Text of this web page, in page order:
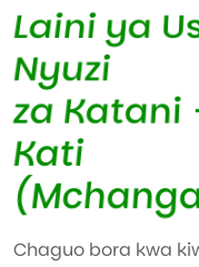
Laini ya U
Nyuzi
za Katani
Kati
(Mchang
Chaguo bora kwa